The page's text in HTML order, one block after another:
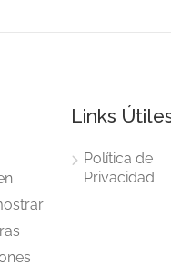
Links
Política de
Privacidad